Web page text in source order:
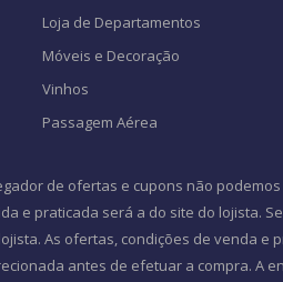
Loja de Departamentos
Móveis e Decoração
Vinhos
Passagem Aérea
de ofertas e cupons não
e praticada será a do site do lojista.
As ofertas, condições de venda
antes de efetuar a compra. A